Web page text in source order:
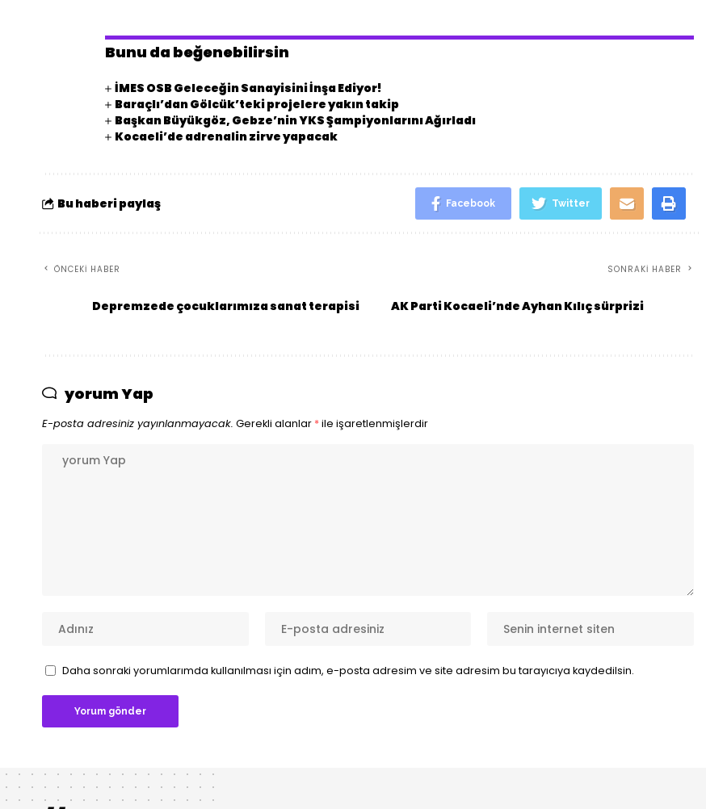
Bunu da beğenebilirsin
İMES OSB Geleceğin Sanayisini İnşa Ediyor!
Baraçlı’dan Gölcük’teki projelere yakın takip
Başkan Büyükgöz, Gebze’nin YKS Şampiyonlarını Ağırladı
Kocaeli’de adrenalin zirve yapacak
Bu haberi paylaş Facebook Twitter
ÖNCEKI HABER
Depremzede çocuklarımıza sanat terapisi
SONRAKI HABER
AK Parti Kocaeli’nde Ayhan Kılıç sürprizi
yorum Yap
E-posta adresiniz yayınlanmayacak. Gerekli alanlar *ile işaretlenmişlerdir
Daha sonraki yorumlarımda kullanılması için adım, e-posta adresim ve site adresim bu tarayıcıya kaydedilsin.